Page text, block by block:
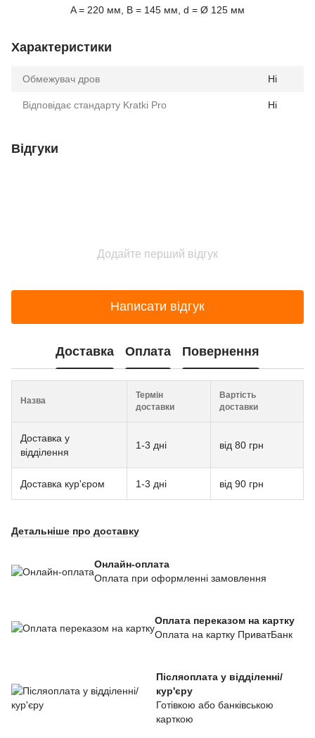
A = 220 мм, B = 145 мм, d = Ø 125 мм
Характеристики
Обмежувач дров Ні
Відповідає стандарту Kratki Pro Ні
Відгуки
Додайте перший відгук
Написати відгук
Доставка Оплата Повернення
Назва
Термін
доставки
Вартість
доставки
Доставка у
відділення
1-3 дні від 80 грн
Доставка кур'єром 1-3 дні від 90 грн
Детальніше про доставку
Онлайн-оплата
Оплата при оформленні замовлення
Оплата переказом на картку
Оплата на картку ПриватБанк
Післяоплата у відділенні/
кур'єру
Готівкою або банківською
карткою